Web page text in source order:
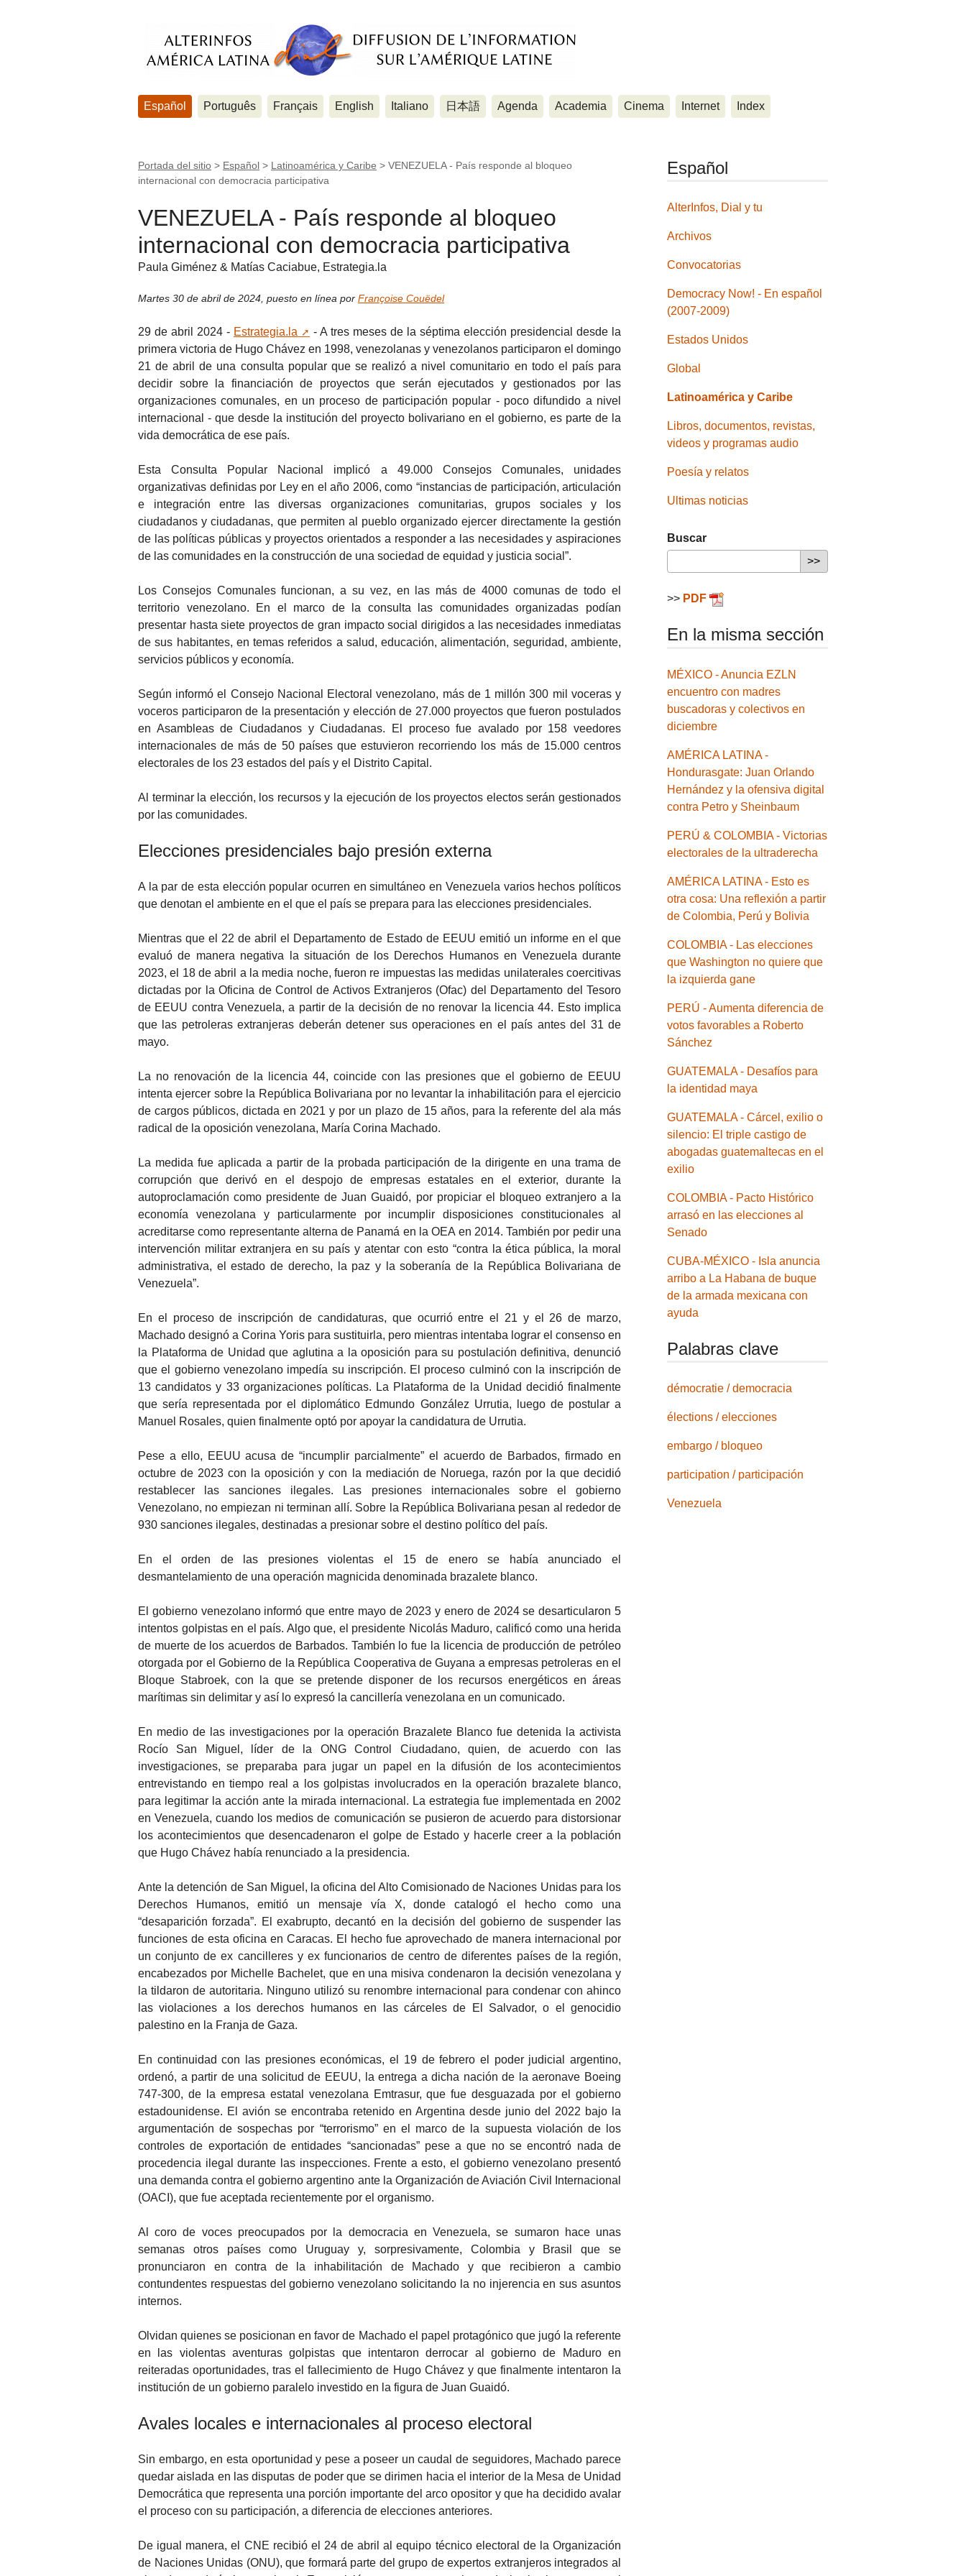
Español Português Français English Italiano 日本語 Agenda Academia Cinema Internet Index
Portada del sitio > Español > Latinoamérica y Caribe > VENEZUELA - País responde al bloqueo
internacional con democracia participativa
VENEZUELA - País responde al bloqueo
internacional con democracia participativa
Paula Giménez & Matías Caciabue, Estrategia.la
Martes 30 de abril de 2024 puesto en línea por Françoise Couëdel
29 de abril 2024 - Estrategia.la
- A tres meses de la séptima elección presidencial desde la
primera victoria de Hugo Chávez en 1998, venezolanas y venezolanos participaron el domingo
21 de abril de una consulta popular que se realizó a nivel comunitario en todo el país para
decidir sobre la financiación de proyectos que serán ejecutados y gestionados por las
organizaciones comunales, en un proceso de participación popular - poco difundido a nivel
internacional - que desde la institución del proyecto bolivariano en el gobierno, es parte de la
vida democrática de ese país.
Esta Consulta Popular Nacional implicó a 49.000 Consejos Comunales, unidades
organizativas definidas por Ley en el año 2006, como “instancias de participación, articulación
e integración entre las diversas organizaciones comunitarias, grupos sociales y los
ciudadanos y ciudadanas, que permiten al pueblo organizado ejercer directamente la gestión
de las políticas públicas y proyectos orientados a responder a las necesidades y aspiraciones
de las comunidades en la construcción de una sociedad de equidad y justicia social”.
Los Consejos Comunales funcionan, a su vez, en las más de 4000 comunas de todo el
territorio venezolano. En el marco de la consulta las comunidades organizadas podían
presentar hasta siete proyectos de gran impacto social dirigidos a las necesidades inmediatas
de sus habitantes, en temas referidos a salud, educación, alimentación, seguridad, ambiente,
servicios públicos y economía.
Según informó el Consejo Nacional Electoral venezolano, más de 1 millón 300 mil voceras y
voceros participaron de la presentación y elección de 27.000 proyectos que fueron postulados
en Asambleas de Ciudadanos y Ciudadanas. El proceso fue avalado por 158 veedores
internacionales de más de 50 países que estuvieron recorriendo los más de 15.000 centros
electorales de los 23 estados del país y el Distrito Capital.
Al terminar la elección, los recursos y la ejecución de los proyectos electos serán gestionados
por las comunidades.
Elecciones presidenciales bajo presión externa
A la par de esta elección popular ocurren en simultáneo en Venezuela varios hechos políticos
que denotan el ambiente en el que el país se prepara para las elecciones presidenciales.
Mientras que el 22 de abril el Departamento de Estado de EEUU emitió un informe en el que
evaluó de manera negativa la situación de los Derechos Humanos en Venezuela durante
2023, el 18 de abril a la media noche, fueron re impuestas las medidas unilaterales coercitivas
dictadas por la Oficina de Control de Activos Extranjeros (Ofac) del Departamento del Tesoro
de EEUU contra Venezuela, a partir de la decisión de no renovar la licencia 44. Esto implica
que las petroleras extranjeras deberán detener sus operaciones en el país antes del 31 de
mayo.
La no renovación de la licencia 44, coincide con las presiones que el gobierno de EEUU
intenta ejercer sobre la República Bolivariana por no levantar la inhabilitación para el ejercicio
de cargos públicos, dictada en 2021 y por un plazo de 15 años, para la referente del ala más
radical de la oposición venezolana, María Corina Machado.
La medida fue aplicada a partir de la probada participación de la dirigente en una trama de
corrupción que derivó en el despojo de empresas estatales en el exterior, durante la
autoproclamación como presidente de Juan Guaidó, por propiciar el bloqueo extranjero a la
economía venezolana y particularmente por incumplir disposiciones constitucionales al
acreditarse como representante alterna de Panamá en la OEA en 2014. También por pedir una
intervención militar extranjera en su país y atentar con esto “contra la ética pública, la moral
administrativa, el estado de derecho, la paz y la soberanía de la República Bolivariana de
Venezuela”.
En el proceso de inscripción de candidaturas, que ocurrió entre el 21 y el 26 de marzo,
Machado designó a Corina Yoris para sustituirla, pero mientras intentaba lograr el consenso en
la Plataforma de Unidad que aglutina a la oposición para su postulación definitiva, denunció
que el gobierno venezolano impedía su inscripción. El proceso culminó con la inscripción de
13 candidatos y 33 organizaciones políticas. La Plataforma de la Unidad decidió finalmente
que sería representada por el diplomático Edmundo González Urrutia, luego de postular a
Manuel Rosales, quien finalmente optó por apoyar la candidatura de Urrutia.
Pese a ello, EEUU acusa de “incumplir parcialmente” el acuerdo de Barbados, firmado en
octubre de 2023 con la oposición y con la mediación de Noruega, razón por la que decidió
restablecer las sanciones ilegales. Las presiones internacionales sobre el gobierno
Venezolano, no empiezan ni terminan allí. Sobre la República Bolivariana pesan al rededor de
930 sanciones ilegales, destinadas a presionar sobre el destino político del país.
En el orden de las presiones violentas el 15 de enero se había anunciado el
desmantelamiento de una operación magnicida denominada brazalete blanco.
El gobierno venezolano informó que entre mayo de 2023 y enero de 2024 se desarticularon 5
intentos golpistas en el país. Algo que, el presidente Nicolás Maduro, calificó como una herida
de muerte de los acuerdos de Barbados. También lo fue la licencia de producción de petróleo
otorgada por el Gobierno de la República Cooperativa de Guyana a empresas petroleras en el
Bloque Stabroek, con la que se pretende disponer de los recursos energéticos en áreas
marítimas sin delimitar y así lo expresó la cancillería venezolana en un comunicado.
En medio de las investigaciones por la operación Brazalete Blanco fue detenida la activista
Rocío San Miguel, líder de la ONG Control Ciudadano, quien, de acuerdo con las
investigaciones, se preparaba para jugar un papel en la difusión de los acontecimientos
entrevistando en tiempo real a los golpistas involucrados en la operación brazalete blanco,
para legitimar la acción ante la mirada internacional. La estrategia fue implementada en 2002
en Venezuela, cuando los medios de comunicación se pusieron de acuerdo para distorsionar
los acontecimientos que desencadenaron el golpe de Estado y hacerle creer a la población
que Hugo Chávez había renunciado a la presidencia.
Ante la detención de San Miguel, la oficina del Alto Comisionado de Naciones Unidas para los
Derechos Humanos, emitió un mensaje vía X, donde catalogó el hecho como una
“desaparición forzada”. El exabrupto, decantó en la decisión del gobierno de suspender las
funciones de esta oficina en Caracas. El hecho fue aprovechado de manera internacional por
un conjunto de ex cancilleres y ex funcionarios de centro de diferentes países de la región,
encabezados por Michelle Bachelet, que en una misiva condenaron la decisión venezolana y
la tildaron de autoritaria. Ninguno utilizó su renombre internacional para condenar con ahinco
las violaciones a los derechos humanos en las cárceles de El Salvador, o el genocidio
palestino en la Franja de Gaza.
En continuidad con las presiones económicas, el 19 de febrero el poder judicial argentino,
ordenó, a partir de una solicitud de EEUU, la entrega a dicha nación de la aeronave Boeing
747-300, de la empresa estatal venezolana Emtrasur, que fue desguazada por el gobierno
estadounidense. El avión se encontraba retenido en Argentina desde junio del 2022 bajo la
argumentación de sospechas por “terrorismo” en el marco de la supuesta violación de los
controles de exportación de entidades “sancionadas” pese a que no se encontró nada de
procedencia ilegal durante las inspecciones. Frente a esto, el gobierno venezolano presentó
una demanda contra el gobierno argentino ante la Organización de Aviación Civil Internacional
(OACI), que fue aceptada recientemente por el organismo.
Al coro de voces preocupados por la democracia en Venezuela, se sumaron hace unas
semanas otros países como Uruguay y, sorpresivamente, Colombia y Brasil que se
pronunciaron en contra de la inhabilitación de Machado y que recibieron a cambio
contundentes respuestas del gobierno venezolano solicitando la no injerencia en sus asuntos
internos.
Olvidan quienes se posicionan en favor de Machado el papel protagónico que jugó la referente
en las violentas aventuras golpistas que intentaron derrocar al gobierno de Maduro en
reiteradas oportunidades, tras el fallecimiento de Hugo Chávez y que finalmente intentaron la
institución de un gobierno paralelo investido en la figura de Juan Guaidó.
Avales locales e internacionales al proceso electoral
Sin embargo, en esta oportunidad y pese a poseer un caudal de seguidores, Machado parece
quedar aislada en las disputas de poder que se dirimen hacia el interior de la Mesa de Unidad
Democrática que representa una porción importante del arco opositor y que ha decidido avalar
el proceso con su participación, a diferencia de elecciones anteriores.
De igual manera, el CNE recibió el 24 de abril al equipo técnico electoral de la Organización
de Naciones Unidas (ONU), que formará parte del grupo de expertos extranjeros integrados al
Español
AlterInfos, Dial y tu
Archivos
Convocatorias
Democracy Now! - En español
(2007-2009)
Estados Unidos
Global
Latinoamérica y Caribe
Libros, documentos, revistas,
videos y programas audio
Poesía y relatos
Ultimas noticias
Buscar
>> PDF
En la misma sección
MÉXICO - Anuncia EZLN
encuentro con madres
buscadoras y colectivos en
diciembre
AMÉRICA LATINA -
Hondurasgate: Juan Orlando
Hernández y la ofensiva digital
contra Petro y Sheinbaum
PERÚ & COLOMBIA - Victorias
electorales de la ultraderecha
AMÉRICA LATINA - Esto es
otra cosa: Una reflexión a partir
de Colombia, Perú y Bolivia
COLOMBIA - Las elecciones
que Washington no quiere que
la izquierda gane
PERÚ - Aumenta diferencia de
votos favorables a Roberto
Sánchez
GUATEMALA - Desafíos para
la identidad maya
GUATEMALA - Cárcel, exilio o
silencio: El triple castigo de
abogadas guatemaltecas en el
exilio
COLOMBIA - Pacto Histórico
arrasó en las elecciones al
Senado
CUBA-MÉXICO - Isla anuncia
arribo a La Habana de buque
de la armada mexicana con
ayuda
Palabras clave
démocratie / democracia
élections / elecciones
embargo / bloqueo
participation / participación
Venezuela